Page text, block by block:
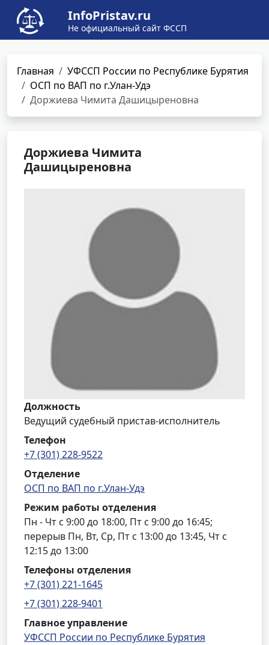
InfoPristav.ru
Не официальный сайт ФССП
Главная
УФССП России по Республике Бурятия
ОСП по ВАП по г.Улан-Удэ
Доржиева Чимита Дашицыреновна
Доржиева Чимита
Дашицыреновна
Должность
Ведущий судебный пристав-исполнитель
Телефон
+7 (301) 228-9522
Отделение
ОСП по ВАП по г.Улан-Удэ
Режим работы отделения
Пн - Чт с 9:00 до 18:00, Пт с 9:00 до 16:45;
перерыв Пн, Вт, Ср, Пт с 13:00 до 13:45, Чт с
12:15 до 13:00
Телефоны отделения
+7 (301) 221-1645
+7 (301) 228-9401
Главное управление
УФССП России по Республике Бурятия